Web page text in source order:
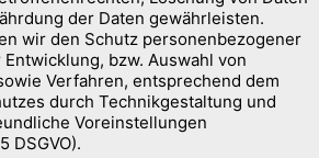
der Daten gewährleisten.
wir den Schutz personenbezogener
bzw. Auswahl von
Verfahren, entsprechend dem
durch Technikgestaltung und
Voreinstellungen
DSGVO).